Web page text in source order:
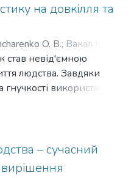
на довкілля та
O. B.; Вакал Юлія
став невід'ємною
людства. Завдяки
гнучкості використання,
у пакуванні,
популярності,
негативного впливу
та здоров'я людей.
– сучасний
вирішення